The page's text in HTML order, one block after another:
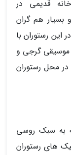
قدیمی در
بسیار هم گران
رستوران با
موسیقی گرجی و
محل رستوران
به سبک روسی
های رستوران